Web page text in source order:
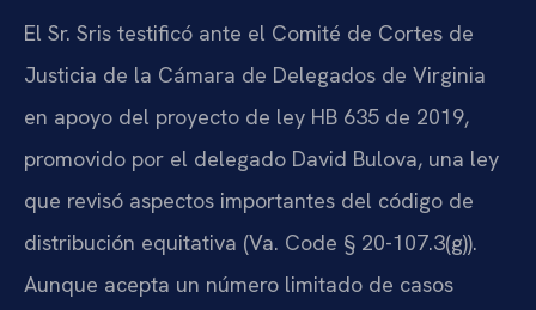
El Sr. Sris testificó ante el Comité de Cortes de
Justicia de la Cámara de Delegados de Virginia
en apoyo del proyecto de ley HB 635 de 2019,
promovido por el delegado David Bulova, una ley
que revisó aspectos importantes del código de
distribución equitativa (Va. Code § 20-107.3(g)).
Aunque acepta un número limitado de casos